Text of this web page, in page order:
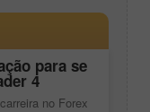
para se
4
no Forex